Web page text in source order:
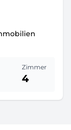
Zimmer
4